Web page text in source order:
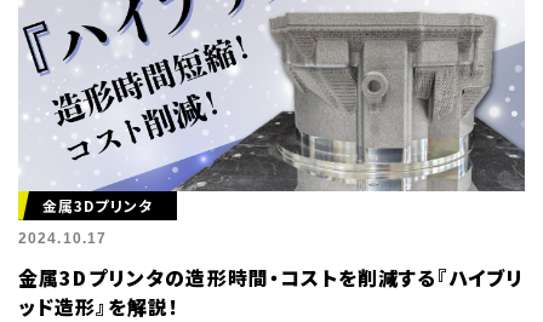
金属3Dプリンタ
2024.10.17
金属3Dプリンタの造形時間・コストを削減する『ハイブリ
ッド造形』を解説！